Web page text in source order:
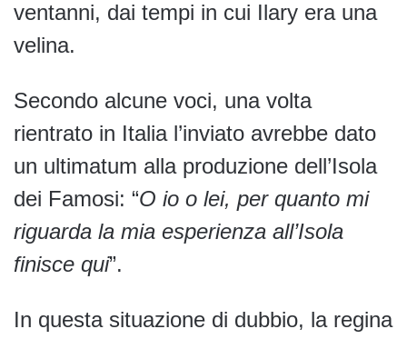
ventanni, dai tempi in cui Ilary era una
velina.
Secondo alcune voci, una volta
rientrato in Italia l’inviato avrebbe dato
un ultimatum alla produzione dell’Isola
dei Famosi: “O io o lei, per quanto mi
riguarda la mia esperienza all’Isola
finisce qui”.
In questa situazione di dubbio, la regina